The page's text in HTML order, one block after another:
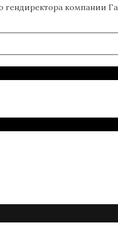
компании